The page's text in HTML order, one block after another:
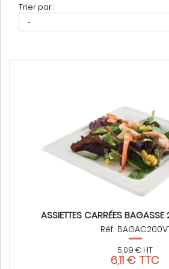
Trier par :
ASSIETTES CARRÉES
Réf: BAGAC200V1
5,09 € HT
6,11 € TTC